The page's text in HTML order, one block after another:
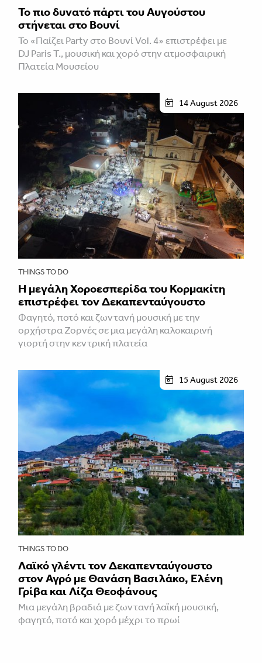
Το πιο δυνατό πάρτι του Αυγούστου
στήνεται στο Βουνί
Το «Παίζει Party στο Βουνί Vol. 4» επιστρέφει με
DJ Paris T., μουσική και χορό στην ατμοσφαιρική
Πλατεία Μουσείου
14 August 2026
THINGS TO DO
Η μεγάλη Χοροεσπερίδα του Κορμακίτη
επιστρέφει τον Δεκαπενταύγουστο
Φαγητό, ποτό και ζωντανή μουσική με την
ορχήστρα Ζορνές σε μια μεγάλη καλοκαιρινή
γιορτή στην κεντρική πλατεία
15 August 2026
THINGS TO DO
Λαϊκό γλέντι τον Δεκαπενταύγουστο
στον Αγρό με Θανάση Βασιλάκο, Ελένη
Γρίβα και Λίζα Θεοφάνους
Μια μεγάλη βραδιά με ζωντανή λαϊκή μουσική,
φαγητό, ποτό και χορό μέχρι το πρωί